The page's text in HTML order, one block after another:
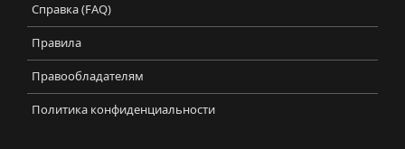
Справка (FAQ)
Правила
Правообладателям
Политика конфиденциальности